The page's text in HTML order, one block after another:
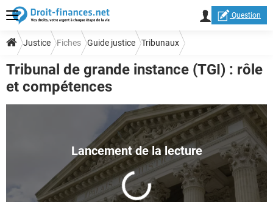
Question
Justice Fiches Guide justice Tribunaux
Tribunal de grande instance (TGI) : rôle
et compétences